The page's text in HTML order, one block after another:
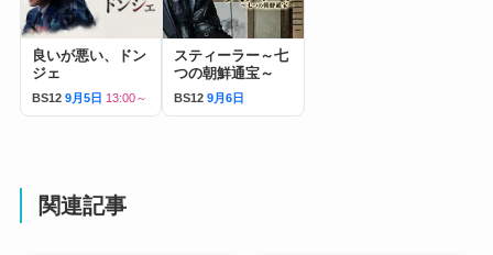
良いが悪い、ドン
ジェ
BS12 9月5日 13:00～
スティーラー～七
つの朝鮮通宝～
BS12 9月6日
関連記事